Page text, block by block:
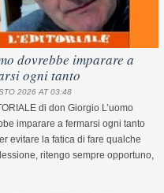
dovrebbe imparare a
ogni tanto
2026 AT 03:48
di don Giorgio L’uomo
imparare a fermarsi ogni tanto
evitare la fatica di fare qualche
ritengo sempre opportuno,